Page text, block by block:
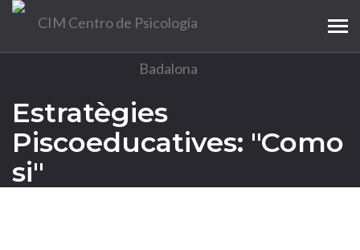
Estratègies
Piscoeducatives: "Como
si"